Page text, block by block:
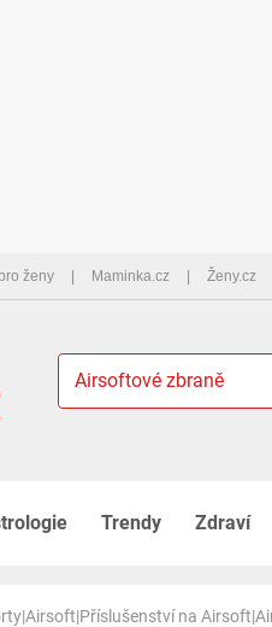
ženy Maminka.cz Ženy.cz
Airsoftové zbraně
Trendy Zdraví
|Airsoft|Příslušenství na Airsoft|